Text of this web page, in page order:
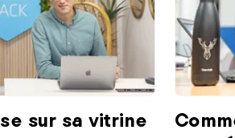
sur sa vitrine